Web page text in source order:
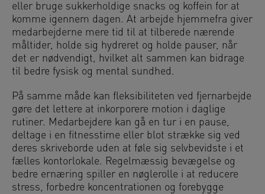
eller bruge sukkerholdige snacks og koffein for at
komme igennem dagen. At arbejde hjemmefra giver
medarbejderne mere tid til at tilberede nærende
måltider, holde sig hydreret og holde pauser, når
det er nødvendigt, hvilket alt sammen kan bidrage
til bedre fysisk og mental sundhed.
På samme måde kan fleksibiliteten ved fjernarbejde
gøre det lettere at inkorporere motion i daglige
rutiner. Medarbejdere kan gå en tur i en pause,
deltage i en fitnesstime eller blot strække sig ved
deres skriveborde uden at føle sig selvbevidste i et
fælles kontorlokale. Regelmæssig bevægelse og
bedre ernæring spiller en nøglerolle i at reducere
stress, forbedre koncentrationen og forebygge